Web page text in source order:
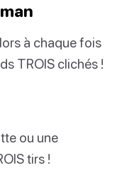
à chaque fois
TROIS clichés !
ou une
tirs !